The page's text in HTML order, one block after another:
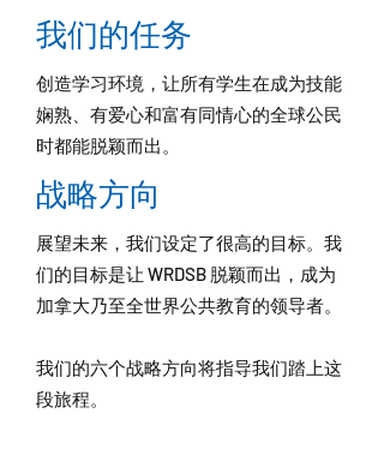
我们的任务
创造学习环境，让所有学生在成为技能
娴熟、有爱心和富有同情心的全球公民
时都能脱颖而出。
战略方向
展望未来，我们设定了很高的目标。我
们的目标是让 WRDSB 脱颖而出，成为
加拿大乃至全世界公共教育的领导者。
我们的六个战略方向将指导我们踏上这
段旅程。